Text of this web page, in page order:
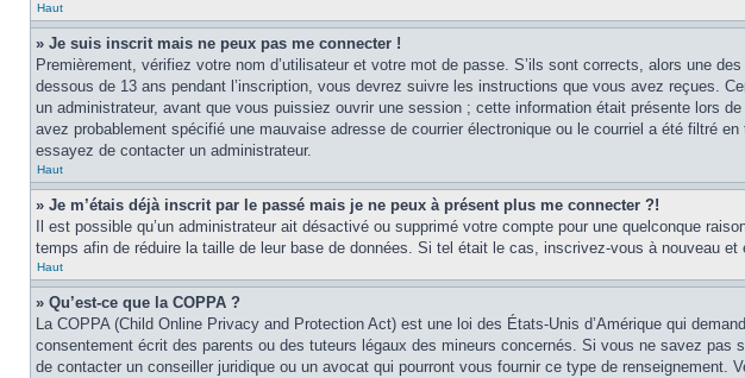
Haut
» Je suis inscrit mais ne peux pas me connecter !
Premièrement, vérifiez votre nom d’utilisateur et votre mot de passe. S’ils sont corrects, alors une
dessous de 13 ans pendant l’inscription, vous devrez suivre les instructions que vous avez reçues.
un administrateur, avant que vous puissiez ouvrir une session ; cette information était présente lors
avez probablement spécifié une mauvaise adresse de courrier électronique ou le courriel a été filtré
essayez de contacter un administrateur.
Haut
» Je m’étais déjà inscrit par le passé mais je ne peux à présent plus me connecter ?!
Il est possible qu’un administrateur ait désactivé ou supprimé votre compte pour une quelconque
temps afin de réduire la taille de leur base de données. Si tel était le cas, inscrivez-vous à nouveau
Haut
» Qu’est-ce que la COPPA ?
La COPPA (Child Online Privacy and Protection Act) est une loi des États-Unis d’Amérique qui
consentement écrit des parents ou des tuteurs légaux des mineurs concernés. Si vous ne savez
de contacter un conseiller juridique ou un avocat qui pourront vous fournir ce type de renseignement.